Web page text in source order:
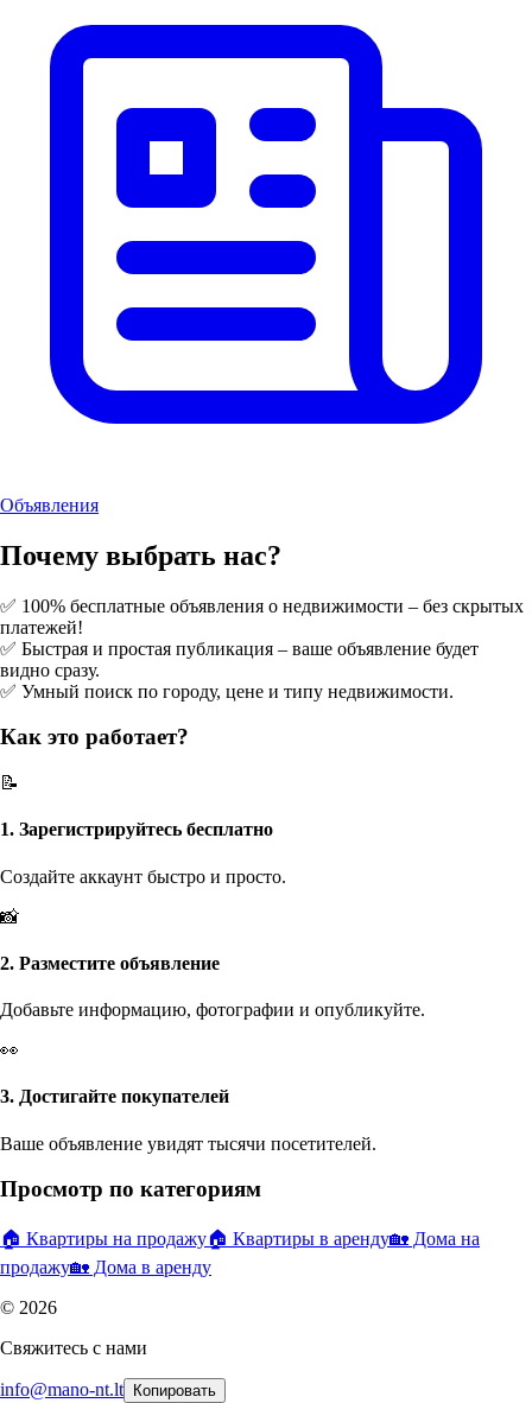
Объявления
Почему выбрать нас?
✅ 100% бесплатные объявления о недвижимости – без скрытых
платежей!
✅ Быстрая и простая публикация – ваше объявление будет
видно сразу.
✅ Умный поиск по городу, цене и типу недвижимости.
Как это работает?
📝
1. Зарегистрируйтесь бесплатно
Создайте аккаунт быстро и просто.
📸
2. Разместите объявление
Добавьте информацию, фотографии и опубликуйте.
👀
3. Достигайте покупателей
Ваше объявление увидят тысячи посетителей.
Просмотр по категориям
🏠 Квартиры на продажу🏠 Квартиры в аренду🏡 Дома на
продажу🏡 Дома в аренду
© 2026
Свяжитесь с нами
info@mano-nt.lt Копировать